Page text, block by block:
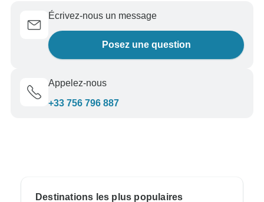
Écrivez-nous un message
Posez une question
Appelez-nous
+33 756 796 887
Destinations les plus populaires